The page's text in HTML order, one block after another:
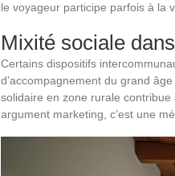
le voyageur participe parfois à la
Mixité sociale
Certains dispositifs
d’accompagnement du grand
solidaire en zone rurale contribue
argument marketing, c’est une